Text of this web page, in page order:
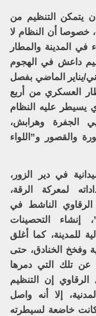
يتمكن التنظيم من
خصوصا أن النظام لا
في المدينة والمطار
داعش في الهجوم
يناير الماضي بفصل
العسكري من أربع
يسيطر عليه النظام
الجفرة وهرابش،
والقصور و”اللواء
في دير الزور،
لمعركة الرقة،
الناشط في
إنشاء التحصينات
للمدينة، كما أغلق
وفخخ الخنادق، حتى
عن تلك التي دمرها
إن التنظيم
إلا أنه واصل
خاضعة لسيطرته